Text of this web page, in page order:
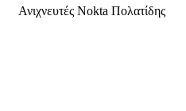
Ανιχνευτές Nokta Πολατίδης